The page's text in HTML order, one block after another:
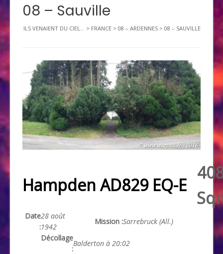
08 – Sauville
ILS VENAIENT DU CIEL... > FRANCE > 08 – ARDENNES > 08 – SAUVILLE
Hampden AD829 EQ-E
Date
:
28 août
1942
Mission :Sarrebruck (All.)
Décollage
:
Balderton à 20:02